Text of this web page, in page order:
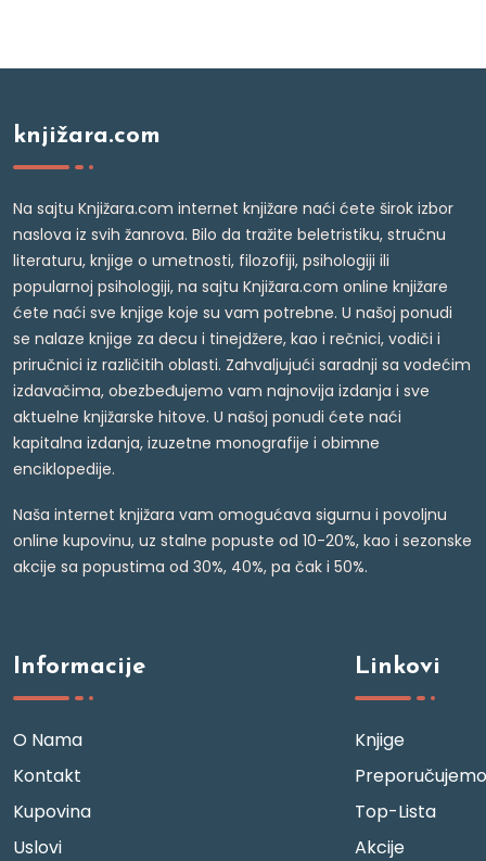
knjižara.com
Na sajtu Knjižara.com internet knjižare naći ćete širok izbor
naslova iz svih žanrova. Bilo da tražite beletristiku, stručnu
literaturu, knjige o umetnosti, filozofiji, psihologiji ili
popularnoj psihologiji, na sajtu Knjižara.com online knjižare
ćete naći sve knjige koje su vam potrebne. U našoj ponudi
se nalaze knjige za decu i tinejdžere, kao i rečnici, vodiči i
priručnici iz različitih oblasti. Zahvaljujući saradnji sa vodećim
izdavačima, obezbeđujemo vam najnovija izdanja i sve
aktuelne knjižarske hitove. U našoj ponudi ćete naći
kapitalna izdanja, izuzetne monografije i obimne
enciklopedije.
Naša internet knjižara vam omogućava sigurnu i povoljnu
online kupovinu, uz stalne popuste od 10-20%, kao i sezonske
akcije sa popustima od 30%, 40%, pa čak i 50%.
Informacije
O Nama
Kontakt
Kupovina
Uslovi
Linkovi
Knjige
Preporučujemo
Top-Lista
Akcije